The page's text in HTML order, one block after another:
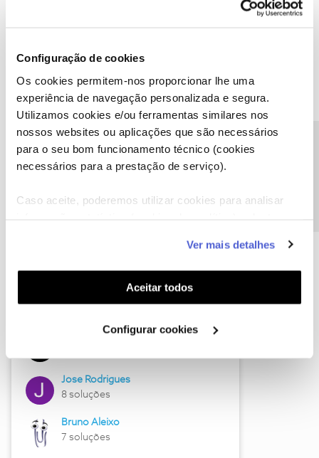
Configuração de cookies
Os cookies permitem-nos proporcionar lhe uma
experiência de navegação personalizada e segura.
Utilizamos cookies e/ou ferramentas similares nos
nossos websites ou aplicações que são necessários
para o seu bom funcionamento técnico (cookies
necessários para a prestação de serviço).
Caso aceite, poderemos utilizar cookies para analisar
funcionalidades (cookies de personalização e
funcionalidade) e adaptar anúncios aos seus interesses
(cookies de publicidade personalizada). Pode gerir a
utilização dos cookies clicando em "Configurar
Ver mais detalhes
Aceitar todos
Configurar cookies
Descubra as novidades de junho
Hall of Fame de junho
Jose Rodrigues
8 soluções
Bruno Aleixo
7 soluções